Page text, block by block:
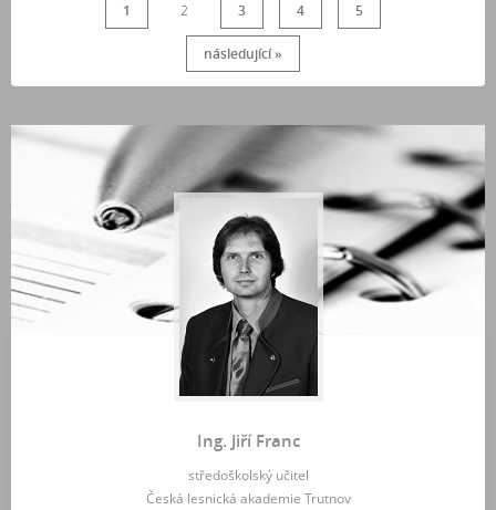
1 2 3 4 5
následující »
Ing. Jiří Franc
středoškolský učitel
Česká lesnická akademie Trutnov